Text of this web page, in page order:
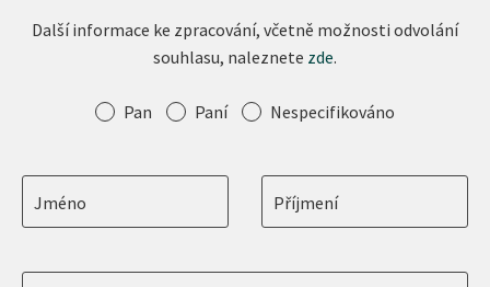
Další informace ke zpracování, včetně možnosti odvolání
souhlasu, naleznete zde.
Oslovení Pan Paní Nespecifikováno
Jméno Příjmení